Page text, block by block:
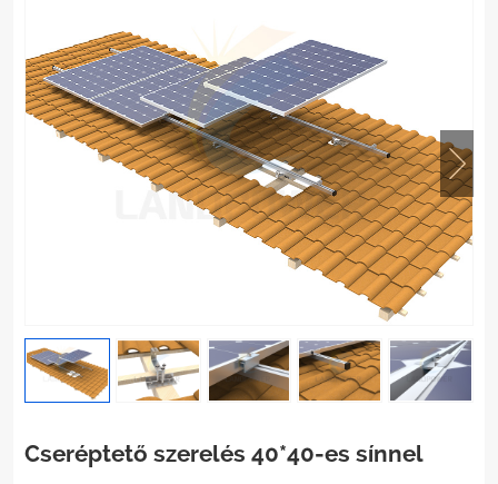
Cseréptető szerelés 40*40-es sínnel